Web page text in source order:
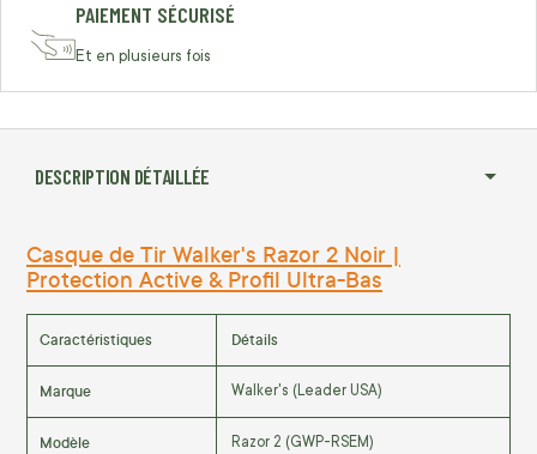
PAIEMENT SÉCURISÉ
Et en plusieurs fois
DESCRIPTION DÉTAILLÉE
Casque de Tir Walker's Razor 2 Noir |
Protection Active & Profil Ultra-Bas
Caractéristiques Détails
Marque Walker's (Leader USA)
Modèle Razor 2 (GWP-RSEM)